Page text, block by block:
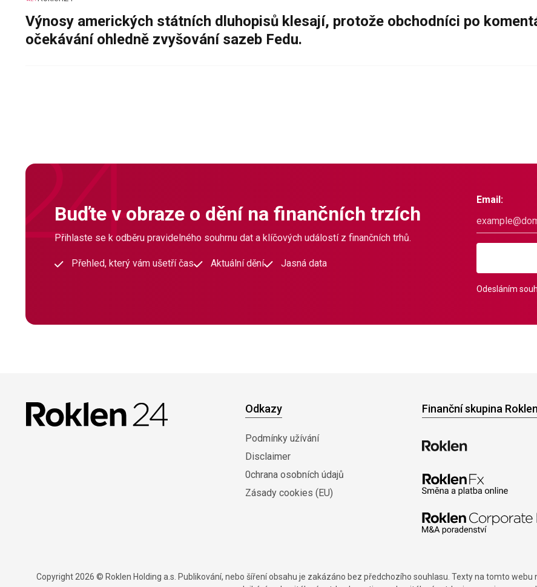
Výnosy amerických státních dluhopisů klesají, protože obchodníci po
očekávání ohledně zvyšování sazeb Fedu.
Buďte v obraze o dění na finančních trzích
Přihlaste se k odběru pravidelného souhrnu dat a klíčových událostí z finančních trhů.
Přehled, který vám ušetří čas Aktuální dění Jasná data
Email:
Odesláním
Odkazy
Podmínky užívání
Disclaimer
0chrana osobních údajů
Zásady cookies (EU)
Finanční skupina Roklen
Copyright 2026 © Roklen Holding a.s. Publikování, nebo šíření obsahu je zakázáno bez předchozího souhlasu. Texty na tomto